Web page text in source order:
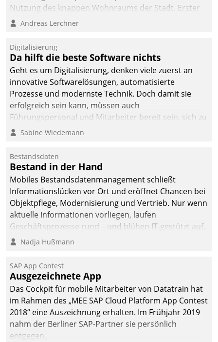
Nutzung des knappen Wohnraums der Stadt. Erster
Anwendungsfall für Datatrains Lösung API-Hub mit
Unternehmen.
Andreas Lerchner
Digitalisierung
Da hilft die beste Software nichts
Geht es um Digitalisierung, denken viele zuerst an
innovative Softwarelösungen, automatisierte
Prozesse und modernste Technik. Doch damit sie
erfolgreich sein kann, müssen auch
Führungspersonal und Mitarbeiter bereit sein, sich zu
verändern und anzupassen, sonst werden sie an ihr
Sabine Wiedemann
Bestandsdaten
Bestand in der Hand
Mobiles Bestandsdatenmanagement schließt
Informationslücken vor Ort und eröffnet Chancen bei
Objektpflege, Modernisierung und Vertrieb. Nur wenn
aktuelle Informationen vorliegen, laufen
Geschäftsprozesse rund – und blühen IT-gestützt auf.
Nadja Hußmann
SAP App Contest
Ausgezeichnete App
Das Cockpit für mobile Mitarbeiter von Datatrain hat
im Rahmen des „MEE SAP Cloud Platform App Contest
2018“ eine Auszeichnung erhalten. Im Frühjahr 2019
nahm der Berliner SAP-Partner sie persönlich
entgegen.